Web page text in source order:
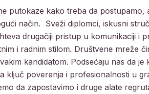
putokaze kako treba da postupamo,
način. Sveži diplomci, iskusni
drugačiji pristup u komunikaciji i
i radnim stilom. Društvene mreže
kandidatom. Podsećaju nas da je
ključ poverenja i profesionalnosti u
da zapostavimo i druge alate